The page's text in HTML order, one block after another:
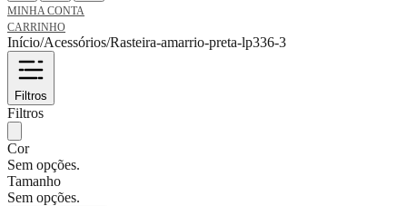
MINHA CONTA
CARRINHO
Início/Acessórios/Rasteira-amarrio-preta-lp336-3
Filtros
Filtros
Cor
Sem opções.
Tamanho
Sem opções.